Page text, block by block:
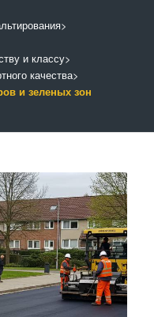
>
и классу>
качества>
и зеленых зон